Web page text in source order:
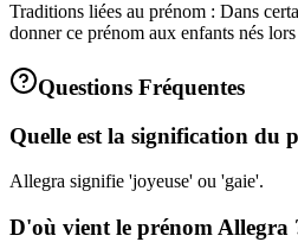
Traditions liées au prénom : Dans
donner ce prénom aux enfants nés
Questions Fréquentes
Quelle est la signification du
Allegra signifie 'joyeuse' ou 'gaie'.
D'où vient le prénom Allegra